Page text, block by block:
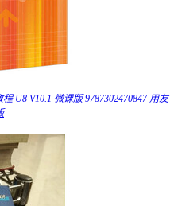
U8 V10.1 微课版 9787302470847 用友